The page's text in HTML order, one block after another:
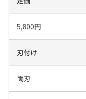
5,800円
刃付け
両刃